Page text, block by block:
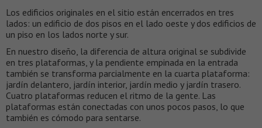
Los edificios originales en el sitio están encerrados en tres
lados: un edificio de dos pisos en el lado oeste y dos edificios de
un piso en los lados norte y sur.
En nuestro diseño, la diferencia de altura original se subdivide
en tres plataformas, y la pendiente empinada en la entrada
también se transforma parcialmente en la cuarta plataforma:
jardín delantero, jardín interior, jardín medio y jardín trasero.
Cuatro plataformas reducen el ritmo de la gente. Las
plataformas están conectadas con unos pocos pasos, lo que
también es cómodo para sentarse.